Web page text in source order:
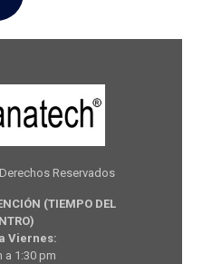
Reservados
(TIEMPO DEL
Viernes:
a 1:30 pm